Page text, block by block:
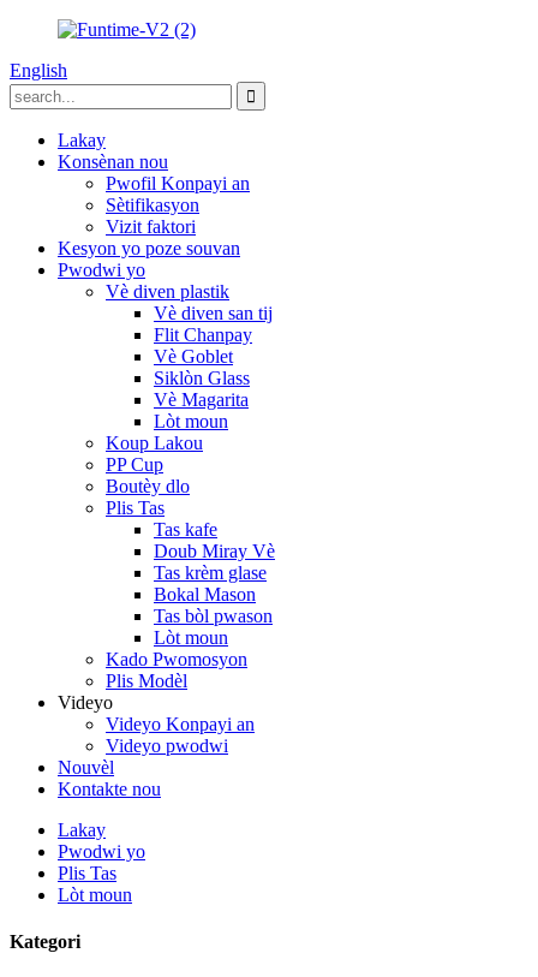
English
Lakay
Konsènan nou
Pwofil Konpayi an
Sètifikasyon
Vizit faktori
Kesyon yo poze souvan
Pwodwi yo
Vè diven plastik
Vè diven san tij
Flit Chanpay
Vè Goblet
Siklòn Glass
Vè Magarita
Lòt moun
Koup Lakou
PP Cup
Boutèy dlo
Plis Tas
Tas kafe
Doub Miray Vè
Tas krèm glase
Bokal Mason
Tas bòl pwason
Lòt moun
Kado Pwomosyon
Plis Modèl
Videyo
Videyo Konpayi an
Videyo pwodwi
Nouvèl
Kontakte nou
Lakay
Pwodwi yo
Plis Tas
Lòt moun
Kategori